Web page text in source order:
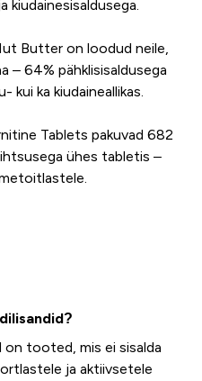
kiudainesisaldusega.
Butter on loodud neile,
– 64% pähklisisaldusega
kui ka kiudaineallikas.
Tablets pakuvad 682
ühes tabletis –
tooted, mis ei sisalda
ja aktiivsetele